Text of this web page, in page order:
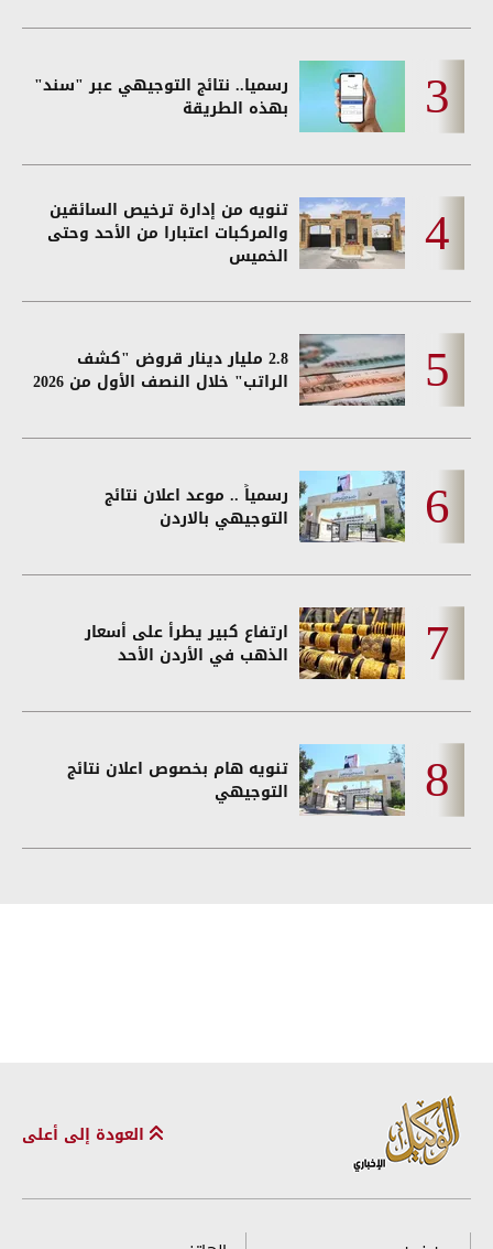
رسميا.. نتائج التوجيهي عبر "سند"
بهذه الطريقة
تنويه من إدارة ترخيص السائقين
والمركبات اعتبارا من الأحد وحتى
الخميس
2.8 مليار دينار قروض "كشف
الراتب" خلال النصف الأول من 2026
رسمياً .. موعد اعلان نتائج
التوجيهي بالاردن
ارتفاع كبير يطرأ على أسعار
الذهب في الأردن الأحد
تنويه هام بخصوص اعلان نتائج
التوجيهي
العودة إلى أعلى